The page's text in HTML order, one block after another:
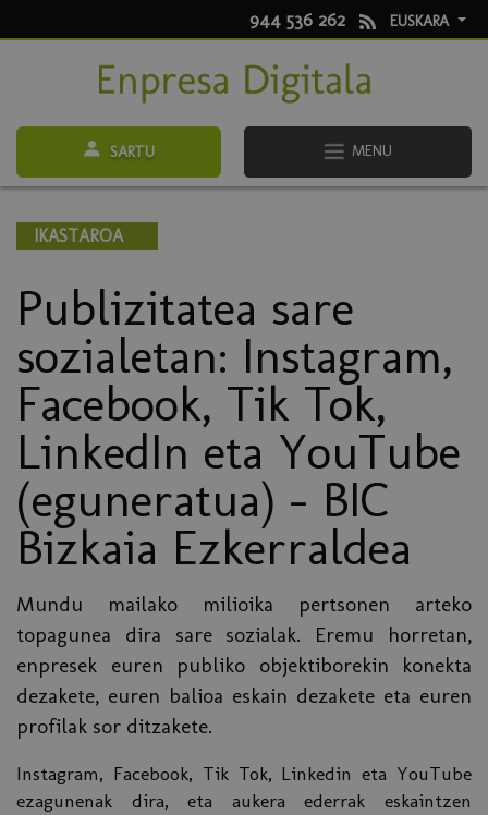
944 536 262 EUSKARA
SARTU MENU
IKASTAROA
Publizitatea sare
sozialetan: Instagram,
Facebook, Tik Tok,
LinkedIn eta YouTube
(eguneratua) - BIC
Bizkaia Ezkerraldea
Mundu mailako milioika pertsonen arteko
topagunea dira sare sozialak. Eremu horretan,
enpresek euren publiko objektiborekin konekta
dezakete, euren balioa eskain dezakete eta euren
profilak sor ditzakete.
Instagram, Facebook, Tik Tok, Linkedin eta YouTube
ezagunenak dira, eta aukera ederrak eskaintzen